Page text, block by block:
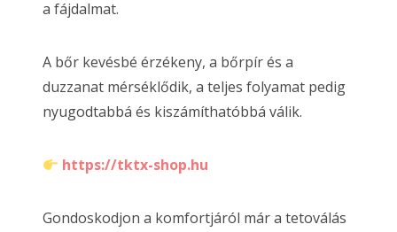
a fájdalmat.
A bőr kevésbé érzékeny, a bőrpír és a
duzzanat mérséklődik, a teljes folyamat pedig
nyugodtabbá és kiszámíthatóbbá válik.
https://tktx-shop.hu
Gondoskodjon a komfortjáról már a tetoválás